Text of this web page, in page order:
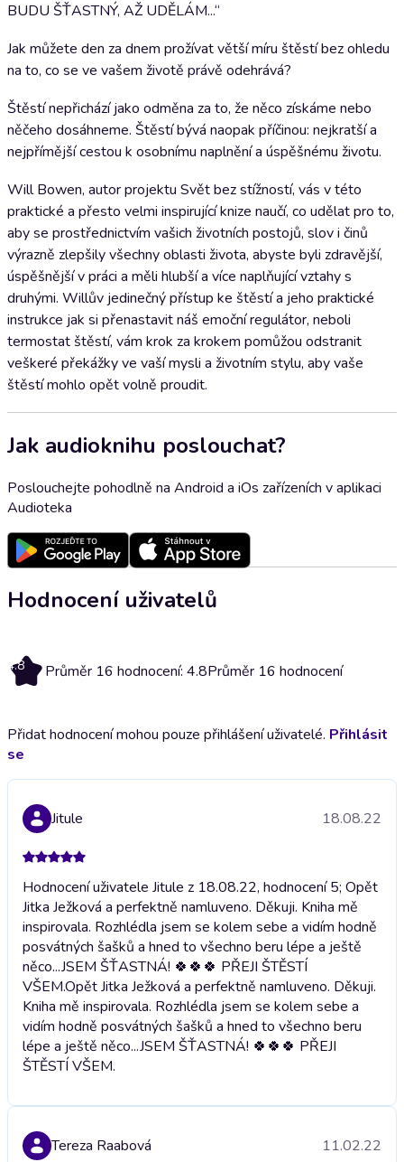
BUDU ŠŤASTNÝ, AŽ UDĚLÁM...“
Jak můžete den za dnem prožívat větší míru štěstí bez ohledu
na to, co se ve vašem životě právě odehrává?
Štěstí nepřichází jako odměna za to, že něco získáme nebo
něčeho dosáhneme. Štěstí bývá naopak příčinou: nejkratší a
nejpřímější cestou k osobnímu naplnění a úspěšnému životu.
Will Bowen, autor projektu Svět bez stížností, vás v této
praktické a přesto velmi inspirující knize naučí, co udělat pro to,
aby se prostřednictvím vašich životních postojů, slov i činů
výrazně zlepšily všechny oblasti života, abyste byli zdravější,
úspěšnější v práci a měli hlubší a více naplňující vztahy s
druhými. Willův jedinečný přístup ke štěstí a jeho praktické
instrukce jak si přenastavit náš emoční regulátor, neboli
termostat štěstí, vám krok za krokem pomůžou odstranit
veškeré překážky ve vaší mysli a životním stylu, aby vaše
štěstí mohlo opět volně proudit.
Jak audioknihu poslouchat?
Poslouchejte pohodlně na Android a iOs zařízeních v aplikaci
Audioteka
Hodnocení uživatelů
4.8 Průměr 16 hodnocení: 4.8Průměr 16 hodnocení
Přidat hodnocení mohou pouze přihlášení uživatelé. Přihlásit
se
Jitule 18.08.22
Hodnocení uživatele Jitule z 18.08.22, hodnocení 5; Opět
Jitka Ježková a perfektně namluveno. Děkuji. Kniha mě
inspirovala. Rozhlédla jsem se kolem sebe a vidím hodně
posvátných šašků a hned to všechno beru lépe a ještě
něco...JSEM ŠŤASTNÁ! 🍀🍀🍀 PŘEJI ŠTĚSTÍ
VŠEM.Opět Jitka Ježková a perfektně namluveno. Děkuji.
Kniha mě inspirovala. Rozhlédla jsem se kolem sebe a
vidím hodně posvátných šašků a hned to všechno beru
lépe a ještě něco...JSEM ŠŤASTNÁ! 🍀🍀🍀 PŘEJI
ŠTĚSTÍ VŠEM.
Tereza Raabová 11.02.22